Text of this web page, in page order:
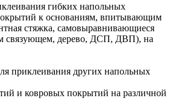
гибких напольных
к основаниям, впитывающим
стяжка, самовыравнивающиеся
связующем, дерево, ДСП, ДВП), на
приклеивания других напольных
и ковровых покрытий на различной